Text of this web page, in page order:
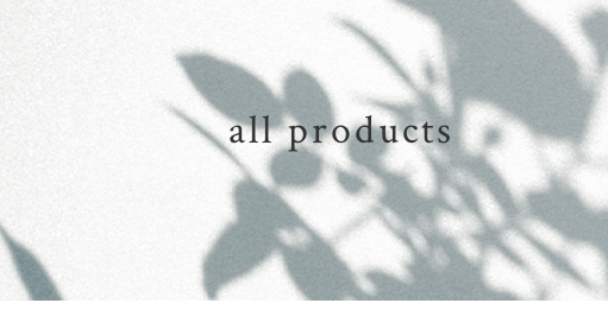
all products